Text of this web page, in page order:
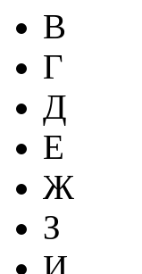
В
Г
Д
Е
Ж
З